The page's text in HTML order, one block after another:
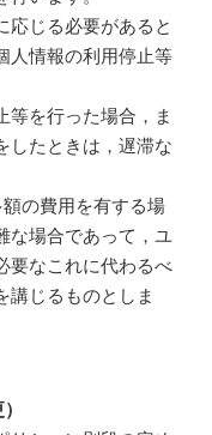
応じる必要があると
人情報の利用停止等
等を行った場合，ま
したときは，遅滞な
の費用を有する場
な場合であって，ユ
要なこれに代わるべ
講じるものとしま